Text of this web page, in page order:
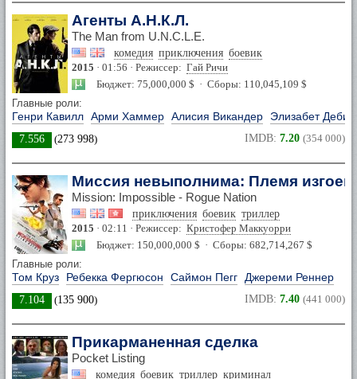
Агенты А.Н.К.Л.
The Man from U.N.C.L.E.
комедия приключения боевик
2015 · 01:56 · Режиссер: Гай Ричи
Бюджет: 75,000,000 $ · Сборы: 110,045,109 $
Главные роли:
Генри Кавилл Арми Хаммер Алисия Викандер Элизабет
7.556 (273 998) IMDB: 7.20 (354 000)
Миссия невыполнима: Племя изгоев
Mission: Impossible - Rogue Nation
приключения боевик триллер
2015 · 02:11 · Режиссер: Кристофер Маккуорри
Бюджет: 150,000,000 $ · Сборы: 682,714,267 $
Главные роли:
Том Круз Ребекка Фергюсон Саймон Пегг Джереми Реннер
7.104 (135 900) IMDB: 7.40 (441 000)
Прикарманенная сделка
Pocket Listing
комедия боевик триллер криминал